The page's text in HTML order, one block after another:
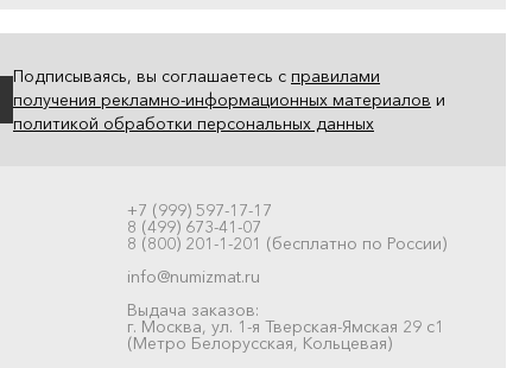
Подписываясь, вы соглашаетесь с правилами
получения рекламно-информационных материалов и
политикой обработки персональных данных
+7 (999) 597-17-17
8 (499) 673-41-07
8 (800) 201-1-201 (бесплатно по России)
info@numizmat.ru
Выдача заказов:
г. Москва, ул. 1-я Тверская-Ямская 29 с1
(Метро Белорусская, Кольцевая)